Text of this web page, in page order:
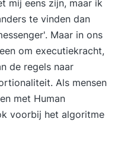
een business case
om veranderingen
welke bijdragen
5:
en
Discovery
en omgaan
ontwikkelplan
mij eens zijn, maar ik
te vinden dan
Maar in ons
om executiekracht,
de regels naar
Als mensen
met Human
voorbij het algoritme